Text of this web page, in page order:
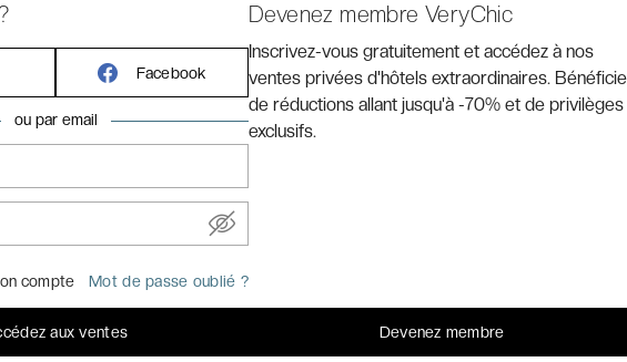
quartier
contemporain
FABULEUX
9,1
Annegarn. Une délicieuse déclaration d’amour de
Bruxelles est toujours une promesse. Celle d’une
galeries Art nouveau aux quartiers européens, des
Facebook
ou par email
compte Mot de passe oublié ?
aux ventes
Devenez membre VeryChic
Inscrivez-vous gratuitement et accédez à nos
ventes privées d'hôtels extraordinaires.
de réductions allant jusqu'à -70% et de privilèges
exclusifs.
Devenez membre